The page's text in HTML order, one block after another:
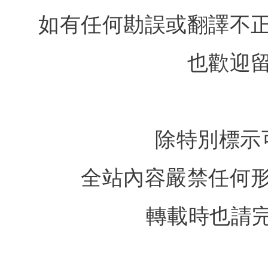
如有任何勘誤或翻譯不
也歡迎
除特別標
全站內容嚴禁任何
轉載時也請